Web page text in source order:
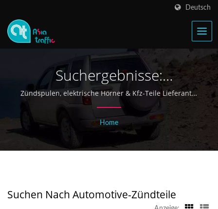
Deutsch
Suchergebnisse:
Automotive-Zündteile |
Taiwan Zündspule &
Elektrischer Horn
Hersteller Seit 1968 - Asia
Zündspulen, elektrische Hörner & Kfz-Teile Lieferant |
Asia Traffic
Home
Suchen Nach Automotive-Zündteile